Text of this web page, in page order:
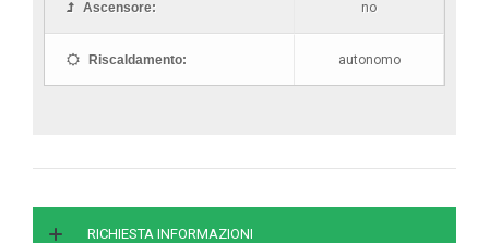
Ascensore: no
Riscaldamento: autonomo
RICHIESTA INFORMAZIONI